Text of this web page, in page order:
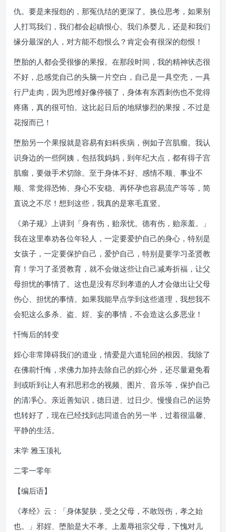
仇。要是来报怨的，那冤仇结的更深了。换位思考，如果别
人打骂我们，我们都会起瞋恨心。我们杀婴儿，还是和我们
缘分最深的人，对方能不怨恨么？肯定会有很深的怨恨！
堕胎的人都会受很惨的果报。在那段时间，我的精神状态很
不好，总感觉自己的头脑一片空白，自己是一具空壳，一具
行尸走肉，因为思维好像停顿了，身体有东西刺伤也不觉得
疼痛，真的很可怕。这比起日后的地狱惨烈的果报，不过是
花报而已！
堕胎另一个果报就是容易有妇科疾病，例如子宫肌瘤。我认
识身边的一些阿姨，包括我妈妈，到年纪大点，都有得子宫
肌瘤，要做手术切除。至于身体不好、感情不顺、事业不
顺、常觉得恐怖、身心不安稳、再怀孕也容易流产等等，简
直说之不尽！想到这些，我真的是寒毛直竖。
《弟子规》上讲到「身有伤，贻亲忧。德有伤，贻亲羞。」
我在这里奉劝各位年轻人，一定要爱护自己的身心，特别是
女孩子，一定要保护自己，爱护自己，特别是要学习圣贤教
育！学习了圣贤教育，就不会做这些让自己减寿折福，让父
母担忧的事情了。这也是没有尽到孝道的人才会做出让父母
伤心、担忧的事情。如果我能早点学到这些道理，我想我不
会犯这么多杀、盗、婬、妄的事情，不会造这么多恶业！
忏悔后的转变
婬心非常障碍我们的道业，情爱是六道轮回的根因。我除了
在佛前忏悔，求佛力加持去除自己的婬心外，还尽量避免看
到或听到让人有邪思邪念的视频、图片、音乐等，保护自己
的清凈心。亲近善知识，德日进、过日少。慢慢自己的运势
也转好了，现在已经找到志同道合的另一半，过着很温馨、
平静的生活。
末学 雅玉顶礼
二零一零年
【编后语】
《孝经》云：「身体髪肤，受之父母，不敢毁伤，孝之始
也。」邪婬、堕胎是大不孝。上羞辱祖宗父母，下愧对儿